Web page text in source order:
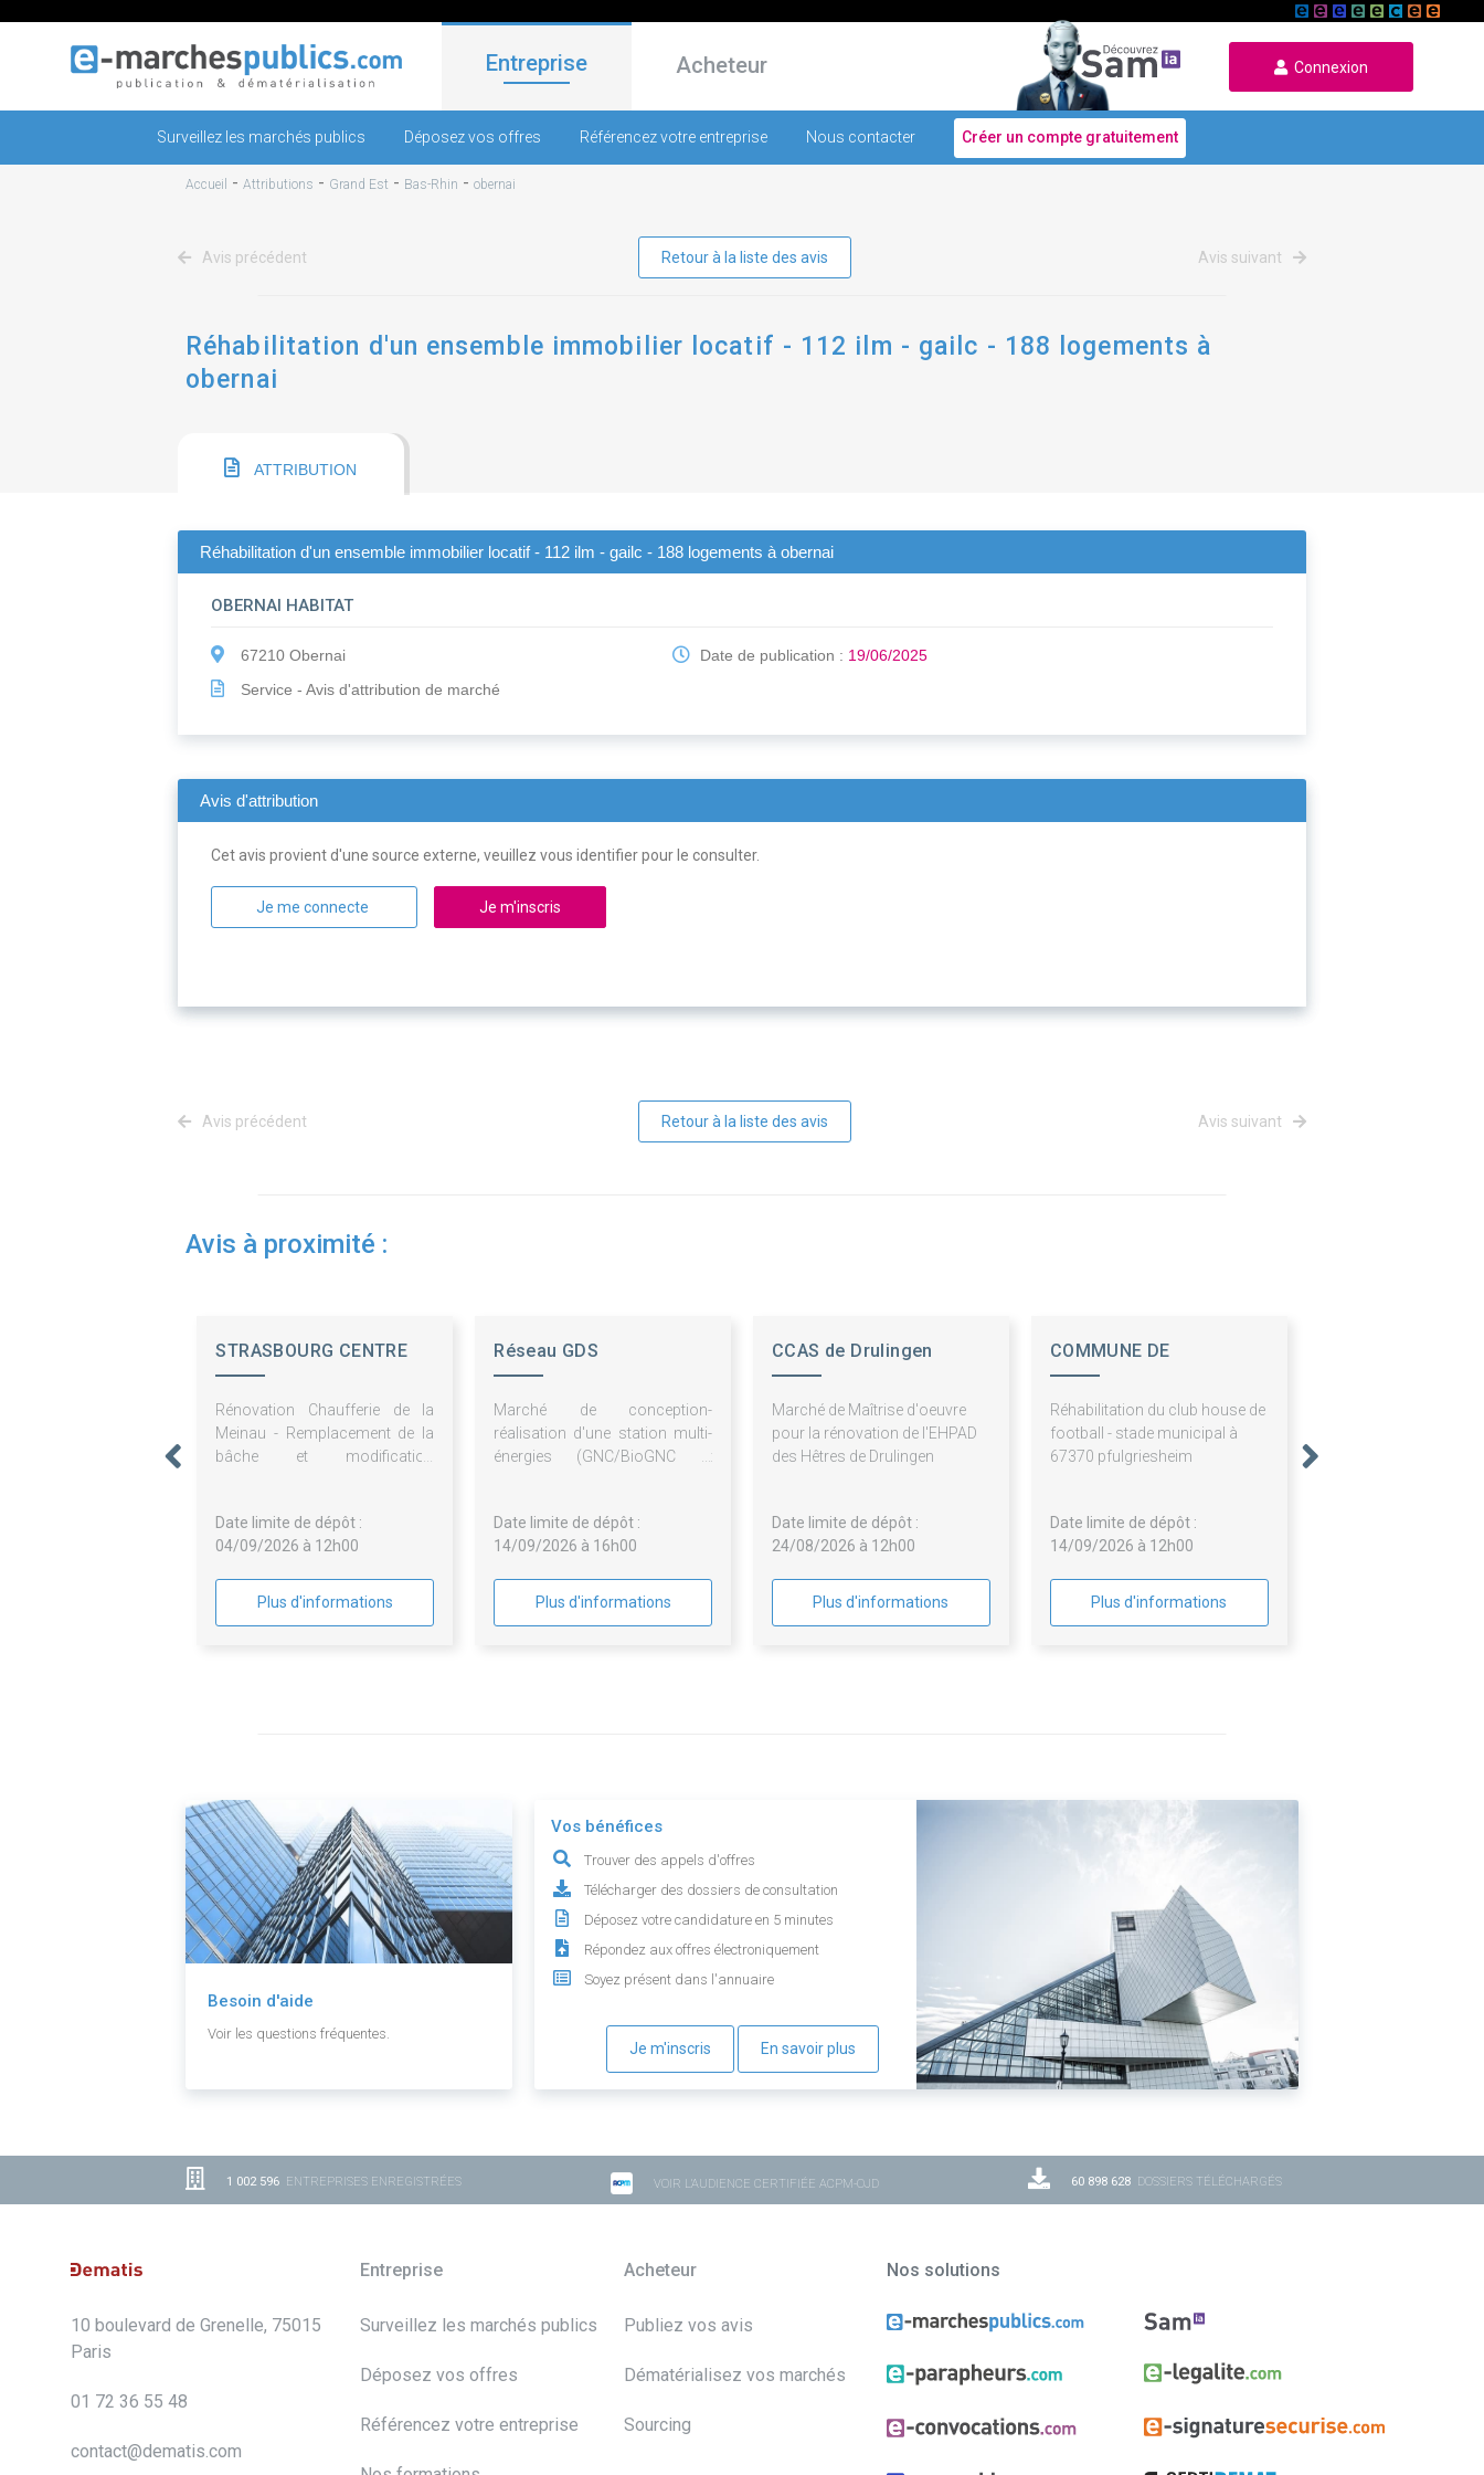
Entreprise Acheteur Connexion
Surveillez les marchés publics Déposez vos offres Référencez votre entreprise Nous contacter Créer un compte gratuitement
Accueil - Attributions - Grand Est - Bas-Rhin - obernai
Avis précédent Retour à la liste des avis Avis suivant
Réhabilitation d'un ensemble immobilier locatif - 112 ilm - gailc - 188 logements à
obernai
ATTRIBUTION
Réhabilitation d'un ensemble immobilier locatif - 112 ilm - gailc - 188 logements à obernai
OBERNAI HABITAT
67210 Obernai
Service - Avis d'attribution de marché
Date de publication : 19/06/2025
Avis d'attribution
Cet avis provient d'une source externe, veuillez vous identifier pour le consulter.
Je me connecte Je m'inscris
Avis précédent Retour à la liste des avis Avis suivant
Avis à proximité :
STRASBOURG CENTRE
Rénovation Chaufferie de la
Meinau - Remplacement de la
bâche et modification
Date limite de dépôt :
04/09/2026 à 12h00
Plus d'informations
Réseau GDS
Marché de conception-
réalisation d'une station multi-
énergies (GNC/BioGNC et
option : exploitation-
maintenance au sein d'une
Date limite de dépôt :
14/09/2026 à 16h00
Plus d'informations
CCAS de Drulingen
Marché de Maîtrise d'oeuvre
pour la rénovation de l'EHPAD
des Hêtres de Drulingen
Date limite de dépôt :
24/08/2026 à 12h00
Plus d'informations
COMMUNE DE
Réhabilitation du club house de
football - stade municipal à
67370 pfulgriesheim
Date limite de dépôt :
14/09/2026 à 12h00
Plus d'informations
Besoin d'aide
Voir les questions fréquentes.
Vos bénéfices
Trouver des appels d'offres
Télécharger des dossiers de consultation
Déposez votre candidature en 5 minutes
Répondez aux offres électroniquement
Soyez présent dans l'annuaire
Je m'inscris En savoir plus
1 002 596 ENTREPRISES ENREGISTRÉES VOIR L'AUDIENCE CERTIFIÉE ACPM-OJD 60 898 628 DOSSIERS TÉLÉCHARGÉS
10 boulevard de Grenelle, 75015
Paris
01 72 36 55 48
contact@dematis.com
Entreprise
Surveillez les marchés publics
Déposez vos offres
Référencez votre entreprise
Acheteur
Publiez vos avis
Dématérialisez vos marchés
Sourcing
Nos solutions